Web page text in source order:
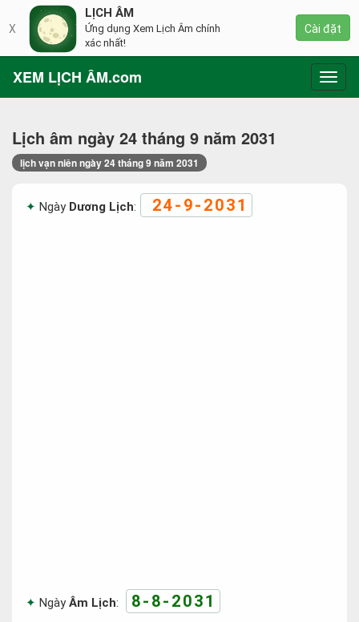
XEM LỊCH ÂM.com
Lịch âm ngày 24 tháng 9 năm 2031
lịch vạn niên ngày 24 tháng 9 năm 2031
Ngày Dương Lịch: 24-9-2031
NgàyÂm Lịch: 8-8-2031
X
LỊCH ÂM
Ứng dụng Xem Lịch Âm chính
xác nhất!
Cài đặt